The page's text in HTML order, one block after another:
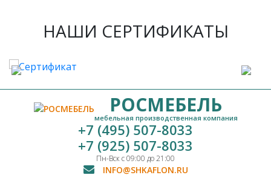
НАШИ СЕРТИФИКАТЫ
РОСМЕБЕЛЬ
мебельная производственная компания
+7 (495) 507-8033
+7 (925) 507-8033
Пн-Вск с 09:00 до 21:00
INFO@SHKAFLON.RU